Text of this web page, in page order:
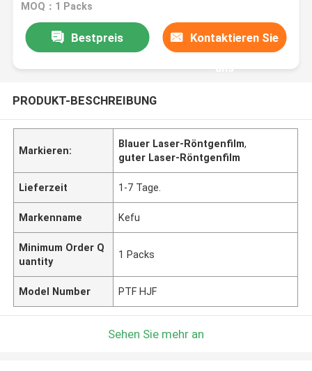
MOQ：1 Packs
Bestpreis Kontaktieren Sie
uns
PRODUKT-BESCHREIBUNG
Markieren:
Blauer Laser-Röntgenfilm,
guter Laser-Röntgenfilm
Lieferzeit 1-7 Tage.
Markenname Kefu
Minimum Order Q
uantity
1 Packs
Model Number PTF HJF
Sehen Sie mehr an